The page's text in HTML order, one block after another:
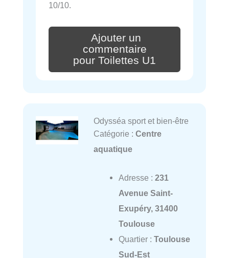
10/10.
Ajouter un
commentaire
pour Toilettes U1
Odysséa sport et bien-être
Catégorie : Centre
aquatique
Adresse : 231
Avenue Saint-
Exupéry, 31400
Toulouse
Quartier : Toulouse
Sud-Est